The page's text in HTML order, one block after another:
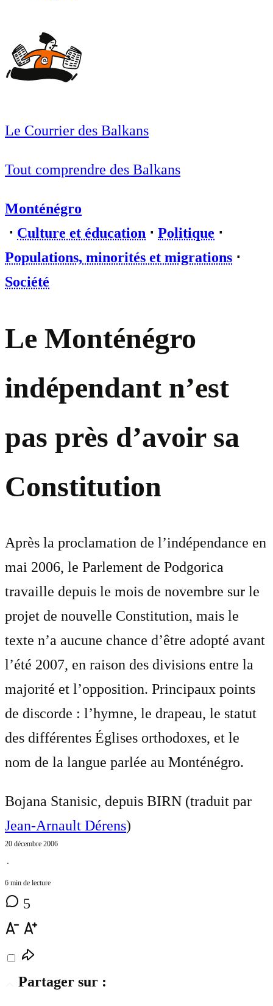
Le Courrier des Balkans
Tout comprendre des Balkans
Monténégro
⋅ Culture et éducation ⋅ Politique ⋅
Populations, minorités et migrations ⋅
Société
Le Monténégro
indépendant n’est
pas près d’avoir sa
Constitution
Après la proclamation de l’indépendance en
mai 2006, le Parlement de Podgorica
travaille depuis le mois de novembre sur le
projet de nouvelle Constitution, mais le
texte n’a aucune chance d’être adopté avant
l’été 2007, en raison des divisions entre la
majorité et l’opposition. Principaux points
de discorde : l’hymne, le drapeau, le statut
des différentes Églises orthodoxes, et le
nom de la langue parlée au Monténégro.
Bojana Stanisic, depuis BIRN (traduit par
Jean-Arnault Dérens)
20 décembre 2006
⋅
6 min de lecture
5
Partager sur :